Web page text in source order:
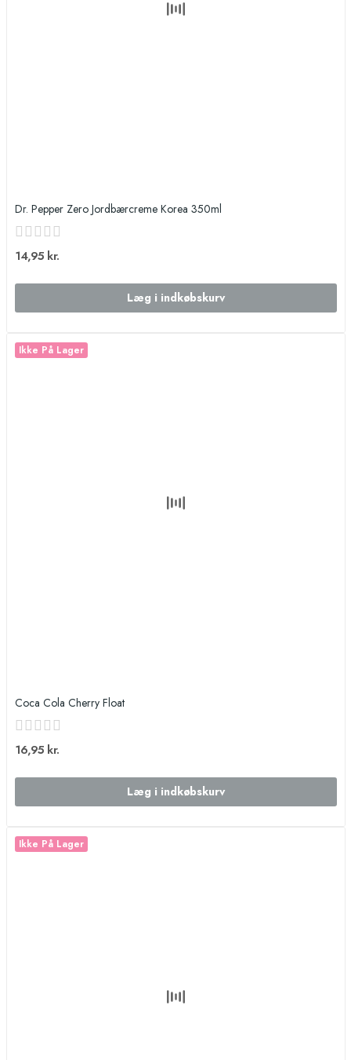
Dr. Pepper Zero Jordbærcreme Korea 350ml
14,95 kr.
Læg i indkøbskurv
Ikke På Lager
Coca Cola Cherry Float
16,95 kr.
Læg i indkøbskurv
Ikke På Lager